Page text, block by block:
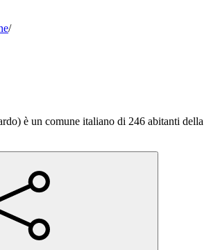
/
è un comune italiano di 246 abitanti della